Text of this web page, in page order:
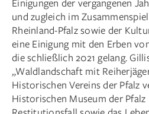
und zugleich im
Rheinland-Pfalz sowie der
eine Einigung mit den Erben
die schließlich 2021 gelang.
„Waldlandschaft mit
Historischen Vereins der Pfalz
Historischen Museum der